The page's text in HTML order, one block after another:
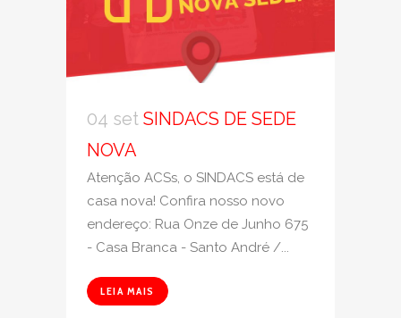
04 set SINDACS DE SEDE
NOVA
Atenção ACSs, o SINDACS está de
casa nova! Confira nosso novo
endereço: Rua Onze de Junho 675
- Casa Branca - Santo André /...
LEIA MAIS